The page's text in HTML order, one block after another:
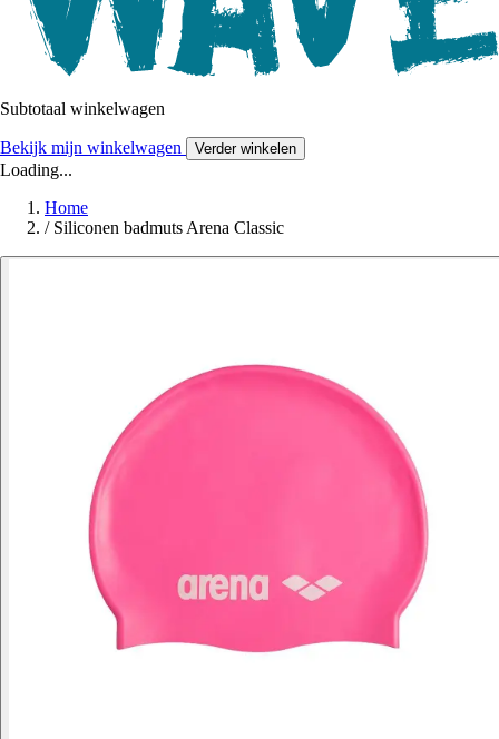
Subtotaal winkelwagen
Bekijk mijn winkelwagen Verder winkelen
Loading...
Home
/ Siliconen badmuts Arena Classic